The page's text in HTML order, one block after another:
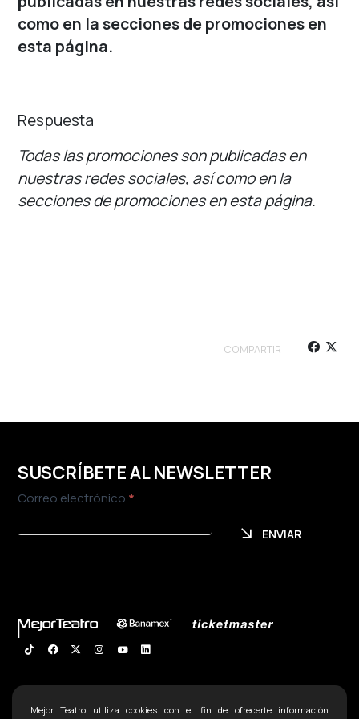
como en la secciones de promociones en
esta página.
Respuesta
Todas las promociones son publicadas en
nuestras redes sociales, así como en la
secciones de promociones en esta página.
COMPARTIR
Mejor Teatro utiliza cookies con el fin de ofrecerte información
SUSCRÍBETE AL NEWSLETTER
Newsletter
Correo electrónico *
ENVIAR
ENVIAR
CARTELERA Contacto